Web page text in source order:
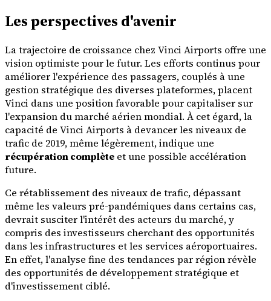
Les perspectives d'avenir
La trajectoire de croissance chez Vinci Airports offre une
vision optimiste pour le futur. Les efforts continus pour
améliorer l'expérience des passagers, couplés à une
gestion stratégique des diverses plateformes, placent
Vinci dans une position favorable pour capitaliser sur
l'expansion du marché aérien mondial. À cet égard, la
capacité de Vinci Airports à devancer les niveaux de
trafic de 2019, même légèrement, indique une
récupération complète et une possible accélération
future.
Ce rétablissement des niveaux de trafic, dépassant
même les valeurs pré-pandémiques dans certains cas,
devrait susciter l'intérêt des acteurs du marché, y
compris des investisseurs cherchant des opportunités
dans les infrastructures et les services aéroportuaires.
En effet, l'analyse fine des tendances par région révèle
des opportunités de développement stratégique et
d'investissement ciblé.